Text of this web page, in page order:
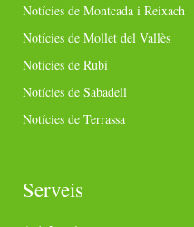
Notícies de Montcada i Reixach
Notícies de Mollet del Vallès
Notícies de Rubí
Notícies de Sabadell
Notícies de Terrassa
Serveis